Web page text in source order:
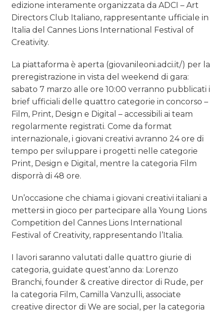
edizione interamente organizzata da ADCI – Art
Directors Club Italiano, rappresentante ufficiale in
Italia del Cannes Lions International Festival of
Creativity.
La piattaforma è aperta (giovanileoni.adci.it/) per la
preregistrazione in vista del weekend di gara:
sabato 7 marzo alle ore 10:00 verranno pubblicati i
brief ufficiali delle quattro categorie in concorso –
Film, Print, Design e Digital – accessibili ai team
regolarmente registrati. Come da format
internazionale, i giovani creativi avranno 24 ore di
tempo per sviluppare i progetti nelle categorie
Print, Design e Digital, mentre la categoria Film
disporrà di 48 ore.
Un’occasione che chiama i giovani creativi italiani a
mettersi in gioco per partecipare alla Young Lions
Competition del Cannes Lions International
Festival of Creativity, rappresentando l’Italia.
I lavori saranno valutati dalle quattro giurie di
categoria, guidate quest’anno da: Lorenzo
Branchi, founder & creative director di Rude, per
la categoria Film, Camilla Vanzulli, associate
creative director di We are social, per la categoria